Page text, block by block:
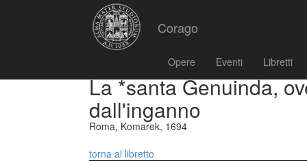
Corago
Opere Eventi Libretti
La *santa Genuinda,
dall'inganno
Roma, Komarek, 1694
torna al libretto